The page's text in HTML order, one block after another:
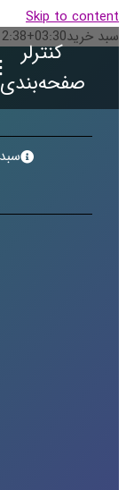
Skip to
کنترلر
صفحه‌بندی
خرید
سبد